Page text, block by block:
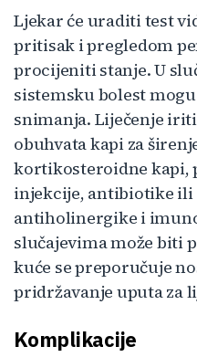
Ljekar će uraditi test
pritisak i pregledom
procijeniti stanje. U
sistemsku bolest
snimanja. Liječenje
obuhvata kapi za
kortikosteroidne kapi,
injekcije, antibiotike
antiholinergike i
slučajevima može biti
kuće se preporučuje
pridržavanje uputa za
Komplikacije